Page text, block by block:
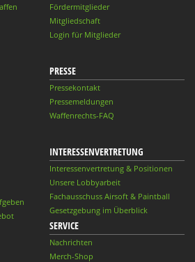
Fördermitglieder
Mitgliedschaft
Login für Mitglieder
PRESSE
Pressekontakt
Pressemeldungen
Waffenrechts-FAQ
INTERESSENVERTRETUNG
Interessenvertretung & Positionen
Unsere Lobbyarbeit
Fachausschuss Airsoft & Paintball
Gesetzgebung im Überblick
SERVICE
Nachrichten
Merch-Shop